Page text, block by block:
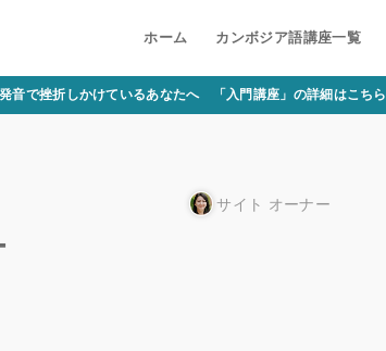
ホーム カンボジア語講座一覧
音で挫折しかけているあなたへ 「入門講座」の詳細はこちら
サイト オーナー